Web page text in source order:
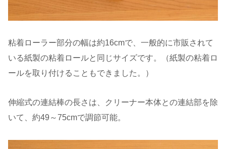
粘着ローラー部分の幅は約16cmで、一般的に市販されて
いる紙製の粘着ロールと同じサイズです。（紙製の粘着ロ
ールを取り付けることもできました。）
伸縮式の連結棒の長さは、クリーナー本体との連結部を除
いて、約49～75cmで調節可能。